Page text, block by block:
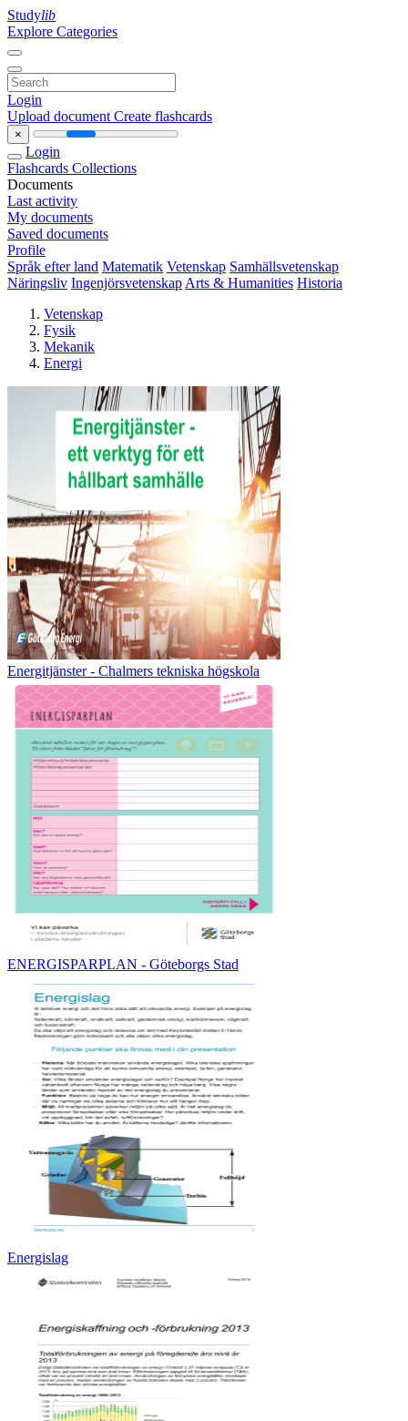
Studylib
Explore Categories
Login
Upload document Create flashcards
×
Login
Flashcards Collections
Documents
Last activity
My documents
Saved documents
Profile
Språk efter land Matematik Vetenskap Samhällsvetenskap
Näringsliv Ingenjörsvetenskap Arts & Humanities Historia
Vetenskap
Fysik
Mekanik
Energi
Energitjänster - Chalmers tekniska högskola
ENERGISPARPLAN - Göteborgs Stad
Energislag